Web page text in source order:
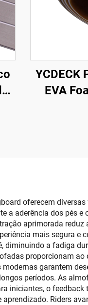
YCDECK
EVA
oferecem
a aderência dos pés
aprimorada
mais segura e
diminuindo a fadiga
proporcionam
garantem
períodos. As
iniciantes, o
aprendizado. Riders